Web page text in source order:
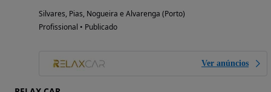
Silvares, Pias, Nogueira e Alvarenga (Porto)
Profissional • Publicado
Ver anúncios